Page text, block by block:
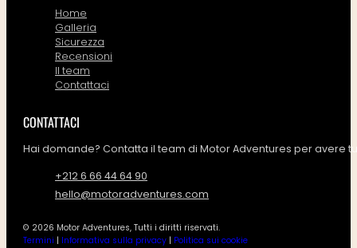
Home
Galleria
Sicurezza
Recensioni
Il team
Contattaci
CONTATTACI
Hai domande? Contatta il team di Motor Adventures per avere
+212 6 66 44 64 90
hello@motoradventures.com
© 2026 Motor Adventures, Tutti i diritti riservati.
Termini | Informativa sulla privacy | Politica sui cookie